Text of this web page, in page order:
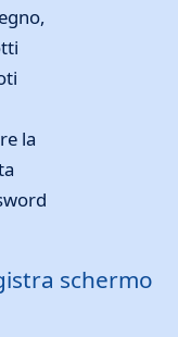
la
schermo